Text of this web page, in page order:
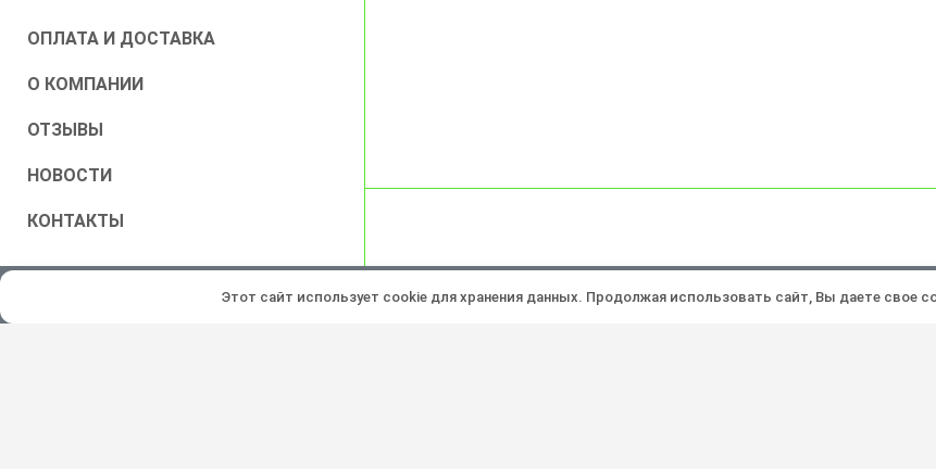
ОПЛАТА И ДОСТАВКА
О КОМПАНИИ
ОТЗЫВЫ
НОВОСТИ
КОНТАКТЫ
Все права защищены © 2026 Политика конфиденциальности
Этот сайт использует cookie для хранения данных. Продолжая использовать сайт, Вы даете свое